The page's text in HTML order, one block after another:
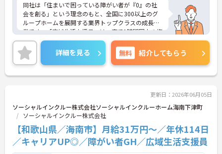
同社は「住まいで困っている障がい者が『0』の社
会を創る」という理念のもと、全国に300以上のグ
ループホームを展開する業界トップクラスの成長企
業です。「広域生活支援員」は、車で1時間圏内の複
数施設を横断的に担当し、現場支援とパートスタッ
フのサポートを行うハイクラスなポジションです。
最新設備とバリアフリーが完備され、スタッフの身
体的負担が少なく、広域手当5万円が付与されるこ
とで高い給与水準を実現しています。年間休日114
効率化など、ワークライフバランスを保ちながら定
年70歳まで長期的に活躍できる制度が盤石に整って
います。複数施設を経験することで培われるマネジ
メント視点は、将来的なエリアマネージャーへのキ
ャリアアップにも直結しており、最新の環境で専門
性を発揮したいプロフェッショナルの方にお勧めで
す。
詳細を見る 無料 紹介してもらう
更新日：2026年06月05日
ソーシャルインクルー株式会社ソーシャルインクルーホーム海南下津町
ソーシャルインクルー株式会社
【和歌山県／海南市】月給31万円～／年休114日
／キャリアUP◎／障がい者GH／広域生活支援員